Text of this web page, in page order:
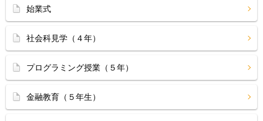
始業式
社会科見学（４年）
プログラミング授業（５年）
金融教育（５年生）